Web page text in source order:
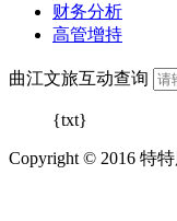
财务分析
高管增持
曲江文旅互动查询
{txt}
Copyright © 2016 特特